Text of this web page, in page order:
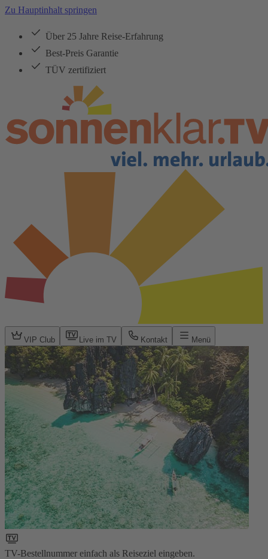
Zu Hauptinhalt springen
Über 25 Jahre Reise-Erfahrung
Best-Preis Garantie
TÜV zertifiziert
VIP Club Live im TV Kontakt Menü
TV-Bestellnummer einfach als Reiseziel eingeben.